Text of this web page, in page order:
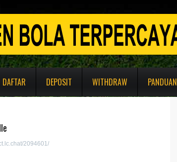
DAFTAR DEPOSIT WITHDRAW PANDUAN
2094601/